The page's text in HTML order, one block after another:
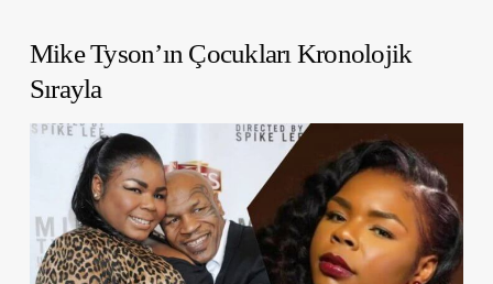
Mike Tyson’ın Çocukları Kronolojik
Sırayla